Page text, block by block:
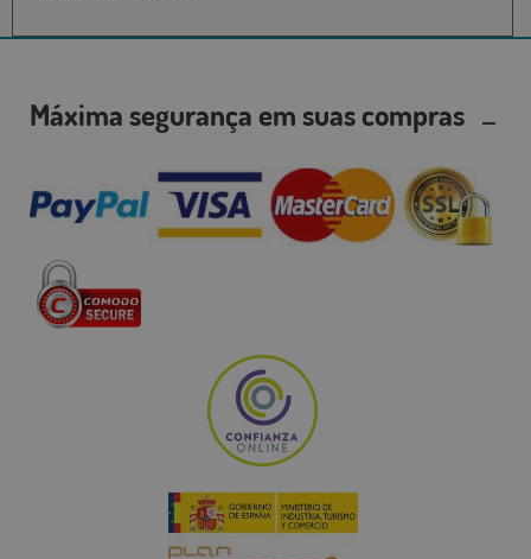
Máxima segurança em suas compras